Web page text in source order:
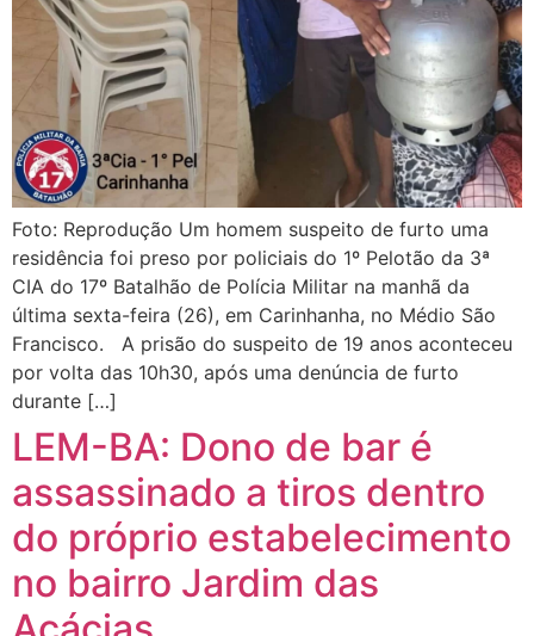
Foto: Reprodução Um homem suspeito de furto uma
residência foi preso por policiais do 1º Pelotão da 3ª
CIA do 17º Batalhão de Polícia Militar na manhã da
última sexta-feira (26), em Carinhanha, no Médio São
Francisco. A prisão do suspeito de 19 anos aconteceu
por volta das 10h30, após uma denúncia de furto
durante […]
LEM-BA: Dono de bar é
assassinado a tiros dentro
do próprio estabelecimento
no bairro Jardim das